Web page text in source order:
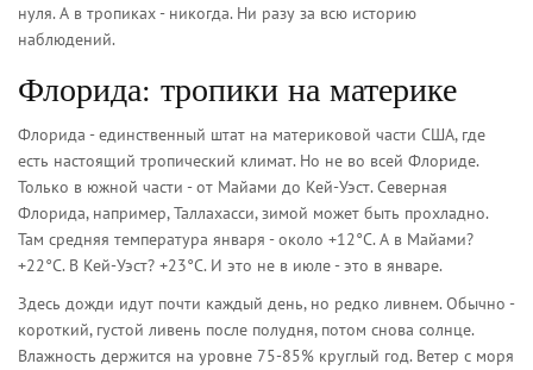
нуля. А в тропиках - никогда. Ни разу за всю историю
наблюдений.
Флорида: тропики на материке
Флорида - единственный штат на материковой части США, где
есть настоящий тропический климат. Но не во всей Флориде.
Только в южной части - от Майами до Кей-Уэст. Северная
Флорида, например, Таллахасси, зимой может быть прохладно.
Там средняя температура января - около +12°C. А в Майами?
+22°C. В Кей-Уэст? +23°C. И это не в июле - это в январе.
Здесь дожди идут почти каждый день, но редко ливнем. Обычно -
короткий, густой ливень после полудня, потом снова солнце.
Влажность держится на уровне 75-85% круглый год. Ветер с моря